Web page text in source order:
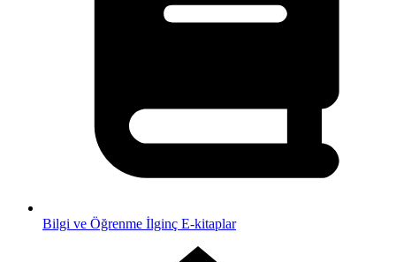
Bilgi ve Öğrenme İlginç E-kitaplar